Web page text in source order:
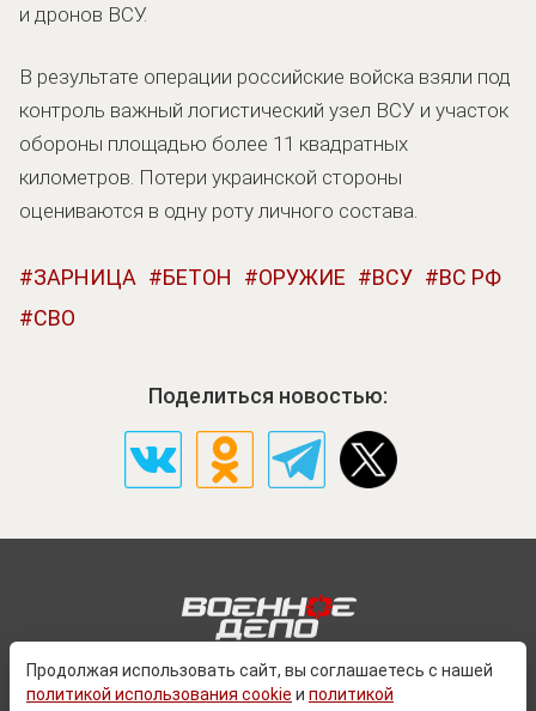
и дронов ВСУ.
В результате операции российские войска взяли под
контроль важный логистический узел ВСУ и участок
обороны площадью более 11 квадратных
километров. Потери украинской стороны
оцениваются в одну роту личного состава.
ЗАРНИЦА БЕТОН ОРУЖИЕ ВСУ
ВС РФ
СВО
Поделиться новостью:
Продолжая использовать сайт, вы соглашаетесь с нашей
политикой использования cookie и политикой
О ПРОЕКТЕ